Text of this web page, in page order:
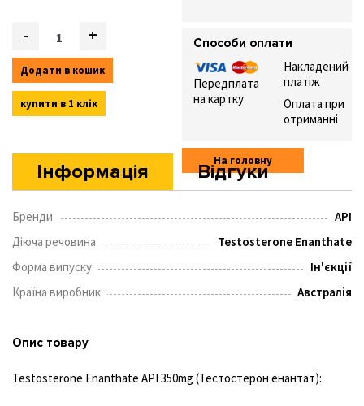
Способи оплати
Передплата
на картку
Накладений
платіж
Оплата при
отриманні
На головну
- +
Додати в кошик
купити в 1 клік
Інформація Відгуки
Бренди
API
Діюча речовина
Testosterone Enanthate
Форма випуску
Ін'єкції
Країна виробник
Австралія
Опис товару
Testosterone Enanthate API 350mg (Тестостерон енантат):